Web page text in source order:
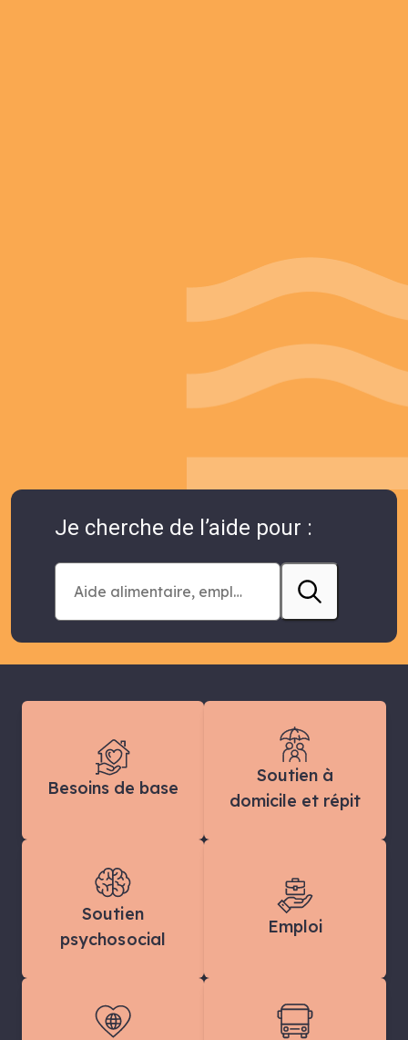
Je cherche de l’aide pour :
Besoins de base
Soutien à
domicile et répit
Soutien
psychosocial
Emploi